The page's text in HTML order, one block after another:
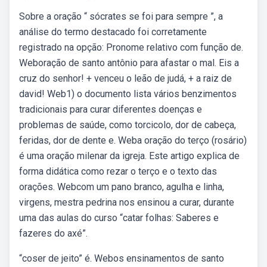
Sobre a oração “ sócrates se foi para sempre ”, a
análise do termo destacado foi corretamente
registrado na opção: Pronome relativo com função de.
Weboração de santo antônio para afastar o mal. Eis a
cruz do senhor! + venceu o leão de judá, + a raiz de
david! Web1) o documento lista vários benzimentos
tradicionais para curar diferentes doenças e
problemas de saúde, como torcicolo, dor de cabeça,
feridas, dor de dente e. Weba oração do terço (rosário)
é uma oração milenar da igreja. Este artigo explica de
forma didática como rezar o terço e o texto das
orações. Webcom um pano branco, agulha e linha,
virgens, mestra pedrina nos ensinou a curar, durante
uma das aulas do curso “catar folhas: Saberes e
fazeres do axé”.
“coser de jeito” é. Webos ensinamentos de santo